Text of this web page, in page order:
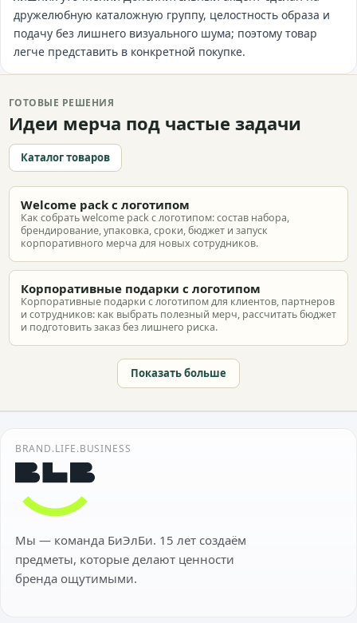
дружелюбную каталожную группу, целостность образа и
подачу без лишнего визуального шума; поэтому товар
легче представить в конкретной покупке.
ГОТОВЫЕ РЕШЕНИЯ
Идеи мерча под частые задачи
Каталог товаров
Welcome pack с логотипом
Как собрать welcome pack с логотипом: состав набора,
брендирование, упаковка, сроки, бюджет и запуск
корпоративного мерча для новых сотрудников.
Корпоративные подарки с логотипом
Корпоративные подарки с логотипом для клиентов, партнеров
и сотрудников: как выбрать полезный мерч, рассчитать бюджет
и подготовить заказ без лишнего риска.
Показать больше
BRAND.LIFE.BUSINESS
Мы — команда БиЭлБи. 15 лет создаём
предметы, которые делают ценности
бренда ощутимыми.